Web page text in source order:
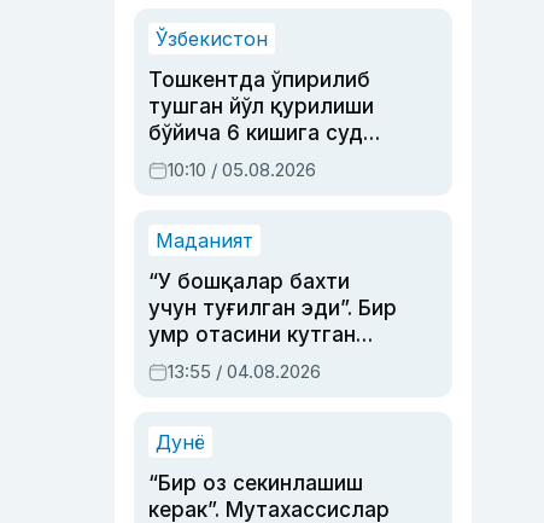
Ўзбекистон
Тошкентда ўпирилиб
тушган йўл қурилиши
бўйича 6 кишига суд
ҳукми ўқилди
10:10 / 05.08.2026
Маданият
“У бошқалар бахти
учун туғилган эди”. Бир
умр отасини кутган
актриса ва дубльяж
устаси Римма
синовларга тўла ҳаёти
13:55 / 04.08.2026
Дунё
“Бир оз секинлашиш
керак”. Мутахассислар